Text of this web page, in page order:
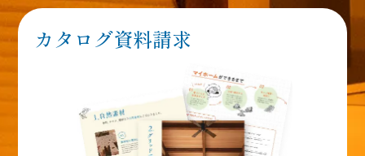
カタログ資料請求